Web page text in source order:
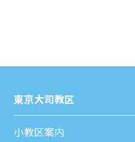
東京⼤司教区
⼩教区案内